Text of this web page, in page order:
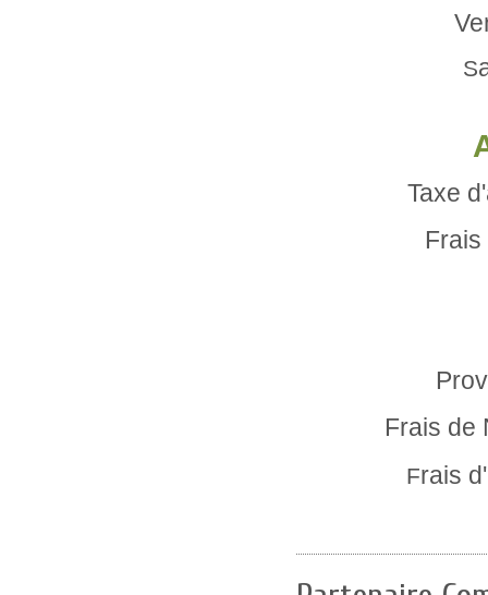
S
Taxe
Frais de
Frais